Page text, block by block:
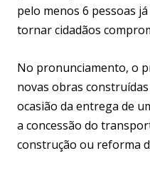
pelo menos 6 pessoas
tornar cidadãos
No pronunciamento, o
novas obras
ocasião da entrega de
a concessão do
construção ou reforma